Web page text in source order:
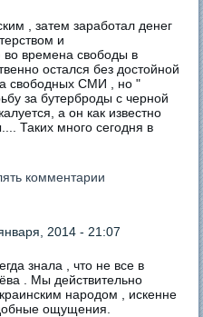
, затем заработал денег
и
времена свободы в
остался без достойной
свободных СМИ , но "
за бутерброды с черной
а он как известно
Таких много сегодня в
комментарии
2014 - 21:07
знала , что не все в
. Мы действительно
народом , искенне
ощущения.